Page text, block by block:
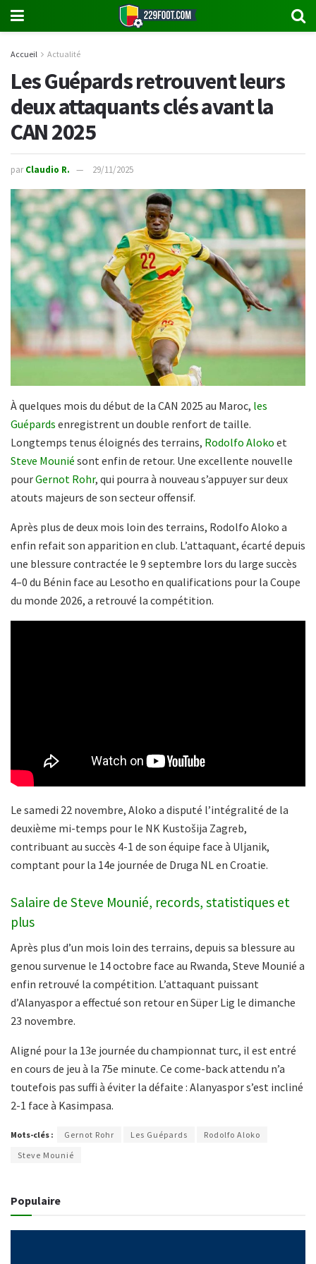
Accueil Actualité
Les Guépards retrouvent leurs
deux attaquants clés avant la
CAN 2025
par Claudio R. 29/11/2025
À quelques mois du début de la CAN 2025 au Maroc, les
Guépards enregistrent un double renfort de taille.
Longtemps tenus éloignés des terrains, Rodolfo Aloko et
Steve Mounié sont enfin de retour. Une excellente nouvelle
pourGernot Rohr, qui pourra à nouveau s’appuyer sur deux
atouts majeurs de son secteur offensif.
Après plus de deux mois loin des terrains, Rodolfo Aloko a
enfin refait son apparition en club. L’attaquant, écarté depuis
une blessure contractée le 9 septembre lors du large succès
4–0 du Bénin face au Lesotho en qualifications pour la Coupe
du monde 2026, a retrouvé la compétition.
Le samedi 22 novembre, Aloko a disputé l’intégralité de la
deuxième mi-temps pour le NK Kustošija Zagreb,
contribuant au succès 4-1 de son équipe face à Uljanik,
comptant pour la 14e journée de Druga NL en Croatie.
Salaire de Steve Mounié, records, statistiques et
plus
Après plus d’un mois loin des terrains, depuis sa blessure au
genou survenue le 14 octobre face au Rwanda, Steve Mounié a
enfin retrouvé la compétition. L’attaquant puissant
d’Alanyaspor a effectué son retour en Süper Lig le dimanche
23 novembre.
Aligné pour la 13e journée du championnat turc, il est entré
en cours de jeu à la 75e minute. Ce come-back attendu n’a
toutefois pas suffi à éviter la défaite : Alanyaspor s’est incliné
2-1 face à Kasimpasa.
Mots-clés : Gernot Rohr Les Guépards
Rodolfo Aloko
Steve Mounié
Populaire